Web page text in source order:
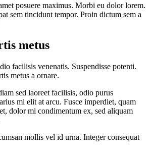
posuere maximus. Morbi eu dolor lorem.
sem tincidunt tempor. Proin dictum sem a
metus
facilisis venenatis. Suspendisse potenti.
metus a ornare.
sed laoreet facilisis, odio purus
mi elit at arcu. Fusce imperdiet, quam
dolor mi condimentum ex, sed aliquam
mollis vel id urna. Integer consequat